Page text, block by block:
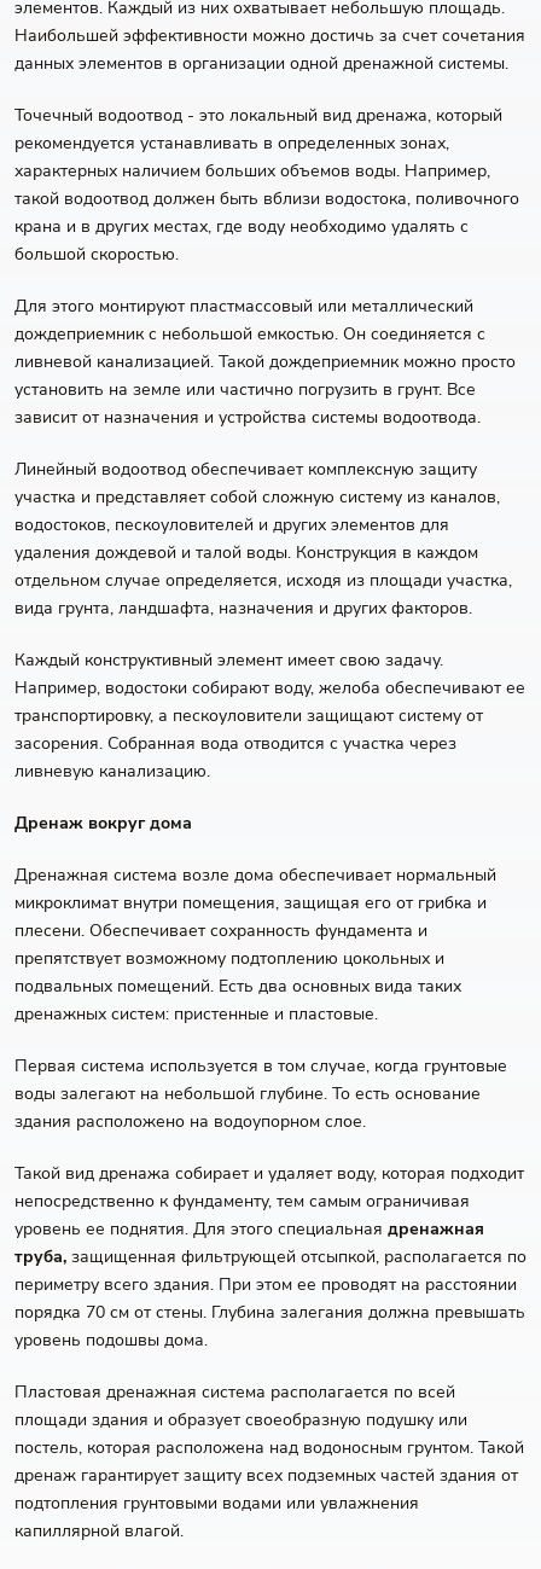
элементов. Каждый из них охватывает небольшую площадь.
Наибольшей эффективности можно достичь за счет сочетания
данных элементов в организации одной дренажной системы.
Точечный водоотвод - это локальный вид дренажа, который
рекомендуется устанавливать в определенных зонах,
характерных наличием больших объемов воды. Например,
такой водоотвод должен быть вблизи водостока, поливочного
крана и в других местах, где воду необходимо удалять с
большой скоростью.
Для этого монтируют пластмассовый или металлический
дождеприемник с небольшой емкостью. Он соединяется с
ливневой канализацией. Такой дождеприемник можно просто
установить на земле или частично погрузить в грунт. Все
зависит от назначения и устройства системы водоотвода.
Линейный водоотвод обеспечивает комплексную защиту
участка и представляет собой сложную систему из каналов,
водостоков, пескоуловителей и других элементов для
удаления дождевой и талой воды. Конструкция в каждом
отдельном случае определяется, исходя из площади участка,
вида грунта, ландшафта, назначения и других факторов.
Каждый конструктивный элемент имеет свою задачу.
Например, водостоки собирают воду, желоба обеспечивают ее
транспортировку, а пескоуловители защищают систему от
засорения. Собранная вода отводится с участка через
ливневую канализацию.
Дренаж вокруг дома
Дренажная система возле дома обеспечивает нормальный
микроклимат внутри помещения, защищая его от грибка и
плесени. Обеспечивает сохранность фундамента и
препятствует возможному подтоплению цокольных и
подвальных помещений. Есть два основных вида таких
дренажных систем: пристенные и пластовые.
Первая система используется в том случае, когда грунтовые
воды залегают на небольшой глубине. То есть основание
здания расположено на водоупорном слое.
Такой вид дренажа собирает и удаляет воду, которая подходит
непосредственно к фундаменту, тем самым ограничивая
уровень ее поднятия. Для этого специальная дренажная
труба, защищенная фильтрующей отсыпкой, располагается по
периметру всего здания. При этом ее проводят на расстоянии
порядка 70 см от стены. Глубина залегания должна превышать
уровень подошвы дома.
Пластовая дренажная система располагается по всей
площади здания и образует своеобразную подушку или
постель, которая расположена над водоносным грунтом. Такой
дренаж гарантирует защиту всех подземных частей здания от
подтопления грунтовыми водами или увлажнения
капиллярной влагой.